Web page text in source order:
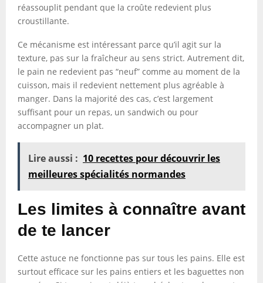
réassouplit pendant que la croûte redevient plus
croustillante.
Ce mécanisme est intéressant parce qu’il agit sur la
texture, pas sur la fraîcheur au sens strict. Autrement dit,
le pain ne redevient pas “neuf” comme au moment de la
cuisson, mais il redevient nettement plus agréable à
manger. Dans la majorité des cas, c’est largement
suffisant pour un repas, un sandwich ou pour
accompagner un plat.
Lire aussi : 10 recettes pour découvrir les
meilleures spécialités normandes
Les limites à connaître avant
de te lancer
Cette astuce ne fonctionne pas sur tous les pains. Elle est
surtout efficace sur les pains entiers et les baguettes non